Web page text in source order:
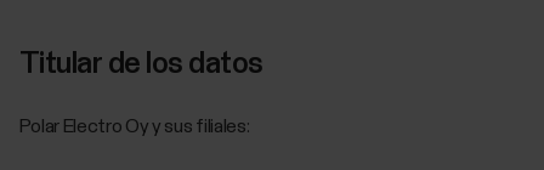
Titular de los datos
Polar Electro Oy y sus filiales: